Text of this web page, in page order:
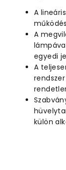
A
A
egyedi
A
külön